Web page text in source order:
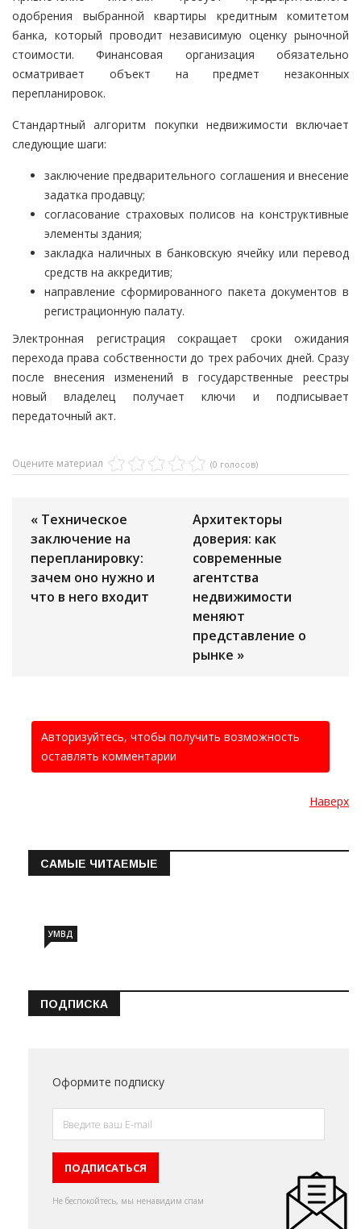
одобрения выбранной квартиры кредитным комитетом
банка, который проводит независимую оценку рыночной
стоимости. Финансовая организация обязательно
осматривает объект на предмет незаконных
перепланировок.
Стандартный алгоритм покупки недвижимости включает
следующие шаги:
заключение предварительного соглашения и внесение
задатка продавцу;
согласование страховых полисов на конструктивные
элементы здания;
закладка наличных в банковскую ячейку или перевод
средств на аккредитив;
направление сформированного пакета документов в
регистрационную палату.
Электронная регистрация сокращает сроки ожидания
перехода права собственности до трех рабочих дней. Сразу
после внесения изменений в государственные реестры
новый владелец получает ключи и подписывает
передаточный акт.
Оцените материал (0 голосов)
« Техническое
заключение на
перепланировку:
зачем оно нужно и
что в него входит
Архитекторы
доверия: как
современные
агентства
недвижимости
меняют
представление о
рынке »
Авторизуйтесь, чтобы получить возможность
оставлять комментарии
Наверх
САМЫЕ ЧИТАЕМЫЕ
УМВД
ПОДПИСКА
Оформите подписку
Не беспокойтесь, мы ненавидим спам